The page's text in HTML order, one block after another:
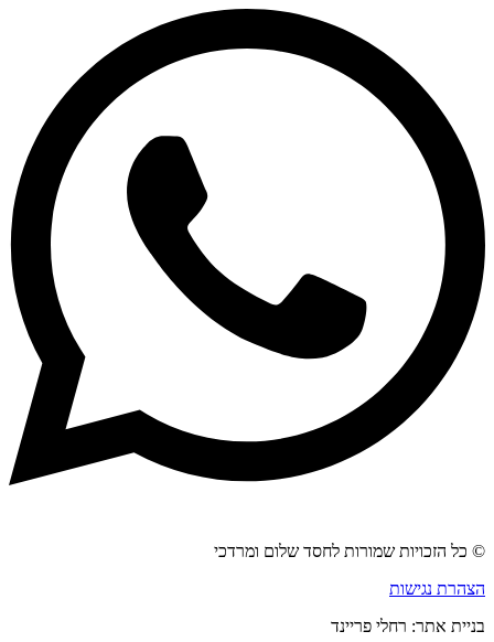
© כל הזכויות שמורות לחסד שלום ומרדכי
הצהרת נגישות
בניית אתר: רחלי פריינד